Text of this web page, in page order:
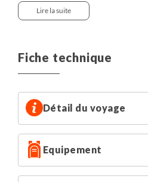
bord d'HAVELLA.
Longyearbyen, nous sommes
posséder un local matériel
aussi bien pratique pour le
matériel, mais aussi pour vous
matériel au sec et au chaud. Et
ça compte !
Lire la suite
Fiche technique
Détail du voyage
Equipement